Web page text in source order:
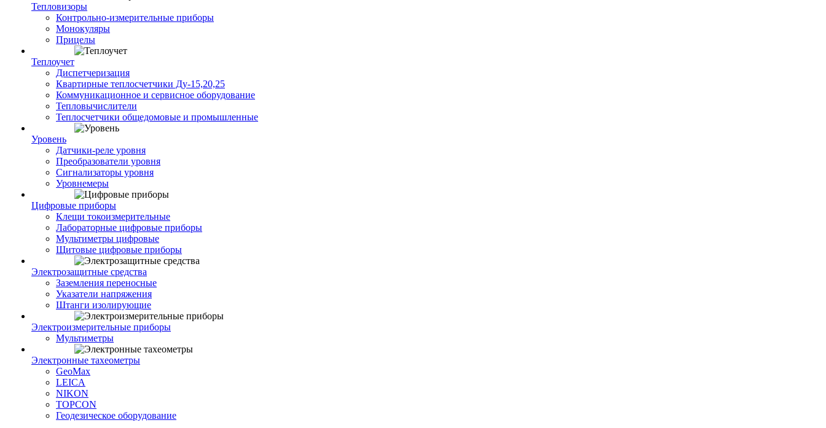
Тепловизоры
Контрольно-измерительные приборы
Монокуляры
Прицелы
Теплоучет
Диспетчеризация
Квартирные теплосчетчики Ду-15,20,25
Коммуникационное и сервисное оборудование
Тепловычислители
Теплосчетчики общедомовые и промышленные
Уровень
Датчики-реле уровня
Преобразователи уровня
Сигнализаторы уровня
Уровнемеры
Цифровые приборы
Клещи токоизмерительные
Лабораторные цифровые приборы
Мультиметры цифровые
Щитовые цифровые приборы
Электрозащитные средства
Заземления переносные
Указатели напряжения
Штанги изолирующие
Электроизмерительные приборы
Мультиметры
Электронные тахеометры
GeoMax
LEICA
NIKON
TOPCON
Геодезическое оборудование